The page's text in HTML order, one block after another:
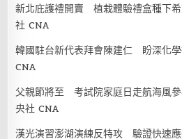
新北庇護禮開賣 植栽體驗禮盒種下
社 CNA
韓國駐台新代表拜會陳建仁 盼深化
CNA
父親節將至 考試院家庭日走航海風
央社 CNA
漢光演習澎湖演練反特攻 驗證快速